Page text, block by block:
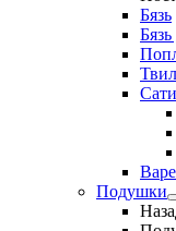
Бязь
Бязь
Подушки